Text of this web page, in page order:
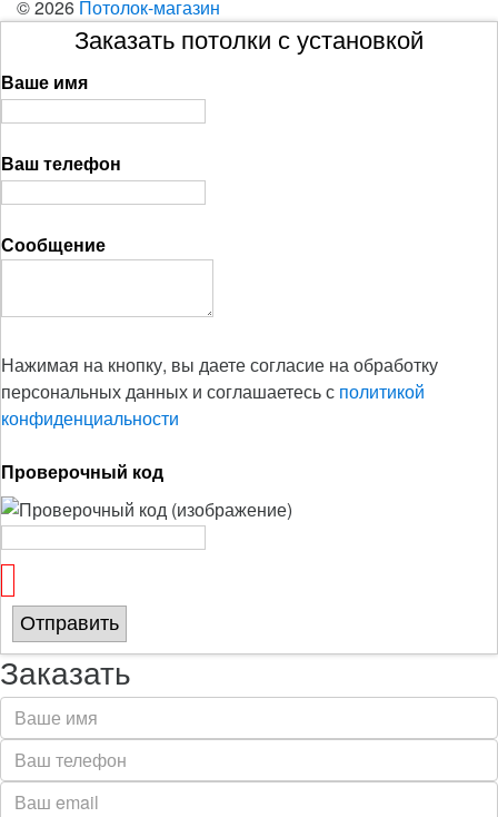
© 2026 Потолок-магазин
Заказать потолки с установкой
Ваше имя
Ваш телефон
Сообщение
Нажимая на кнопку, вы даете согласие на обработку
персональных данных и соглашаетесь с политикой
конфиденциальности
Проверочный код
Отправить
Заказать